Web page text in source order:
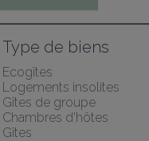
Type de biens
Ecogîtes
Logements insolites
Gîtes de groupe
Chambres d'hôtes
Gîtes